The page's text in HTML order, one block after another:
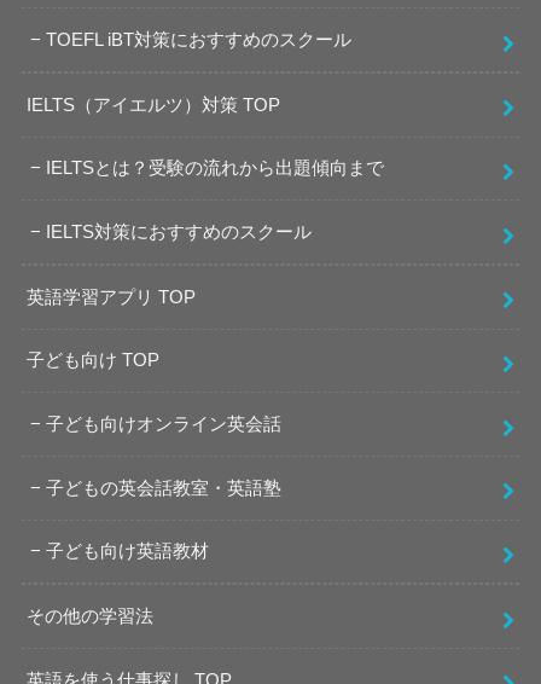
TOEFL iBT対策におすすめのスクール
IELTS（アイエルツ）対策 TOP
IELTSとは？受験の流れから出題傾向まで
IELTS対策におすすめのスクール
英語学習アプリ TOP
子ども向け TOP
子ども向けオンライン英会話
子どもの英会話教室・英語塾
子ども向け英語教材
その他の学習法
英語を使う仕事探し TOP